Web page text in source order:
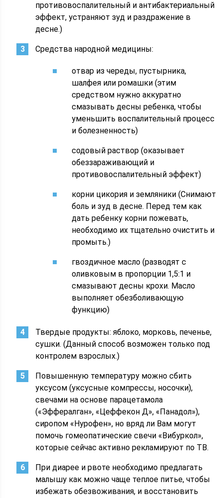
противовоспалительный и антибактериальный
эффект, устраняют зуд и раздражение в
десне.)
Средства народной медицины:
отвар из череды, пустырника,
шалфея или ромашки (этим
средством нужно аккуратно
смазывать десны ребенка, чтобы
уменьшить воспалительный процесс
и болезненность)
содовый раствор (оказывает
обеззараживающий и
противовоспалительный эффект)
корни цикория и земляники (Снимают
боль и зуд в десне. Перед тем как
дать ребенку корни пожевать,
необходимо их тщательно очистить и
промыть.)
гвоздичное масло (разводят с
оливковым в пропорции 1,5:1 и
смазывают десны крохи. Масло
выполняет обезболивающую
функцию)
Твердые продукты: яблоко, морковь, печенье,
сушки. (Данный способ возможен только под
контролем взрослых.)
Повышенную температуру можно сбить
уксусом (уксусные компрессы, носочки),
свечами на основе парацетамола
(«Эффералган», «Цеффекон Д», «Панадол»),
сиропом «Нурофен», но вряд ли Вам могут
помочь гомеопатические свечи «Вибуркол»,
которые сейчас активно рекламируют по ТВ.
При диарее и рвоте необходимо предлагать
малышу как можно чаще теплое питье, чтобы
избежать обезвоживания, и восстановить